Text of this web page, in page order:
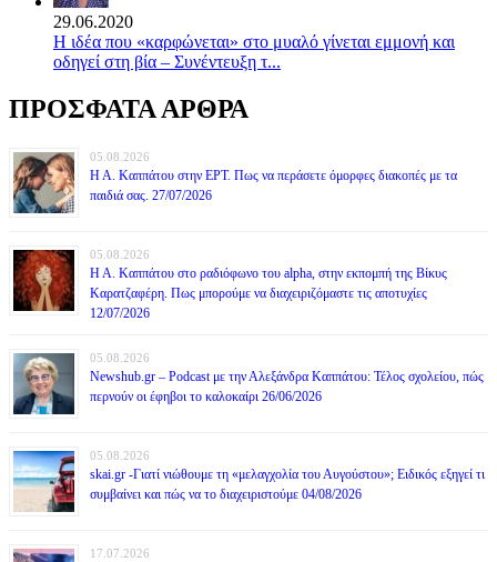
29.06.2020
Η ιδέα που «καρφώνεται» στο μυαλό γίνεται εμμονή και
οδηγεί στη βία – Συνέντευξη τ...
ΠΡΟΣΦΑΤΑ ΑΡΘΡΑ
05.08.2026
Η Α. Καππάτου στην ΕΡΤ. Πως να περάσετε όμορφες διακοπές με τα
παιδιά σας. 27/07/2026
05.08.2026
Η Α. Καππάτου στο ραδιόφωνο του alpha, στην εκπομπή της Βίκυς
Καρατζαφέρη. Πως μπορούμε να διαχειριζόμαστε τις αποτυχίες
12/07/2026
05.08.2026
Newshub.gr – Podcast με την Αλεξάνδρα Καππάτου: Τέλος σχολείου, πώς
περνούν οι έφηβοι το καλοκαίρι 26/06/2026
05.08.2026
skai.gr -Γιατί νιώθουμε τη «μελαγχολία του Αυγούστου»; Ειδικός εξηγεί τι
συμβαίνει και πώς να το διαχειριστούμε 04/08/2026
17.07.2026